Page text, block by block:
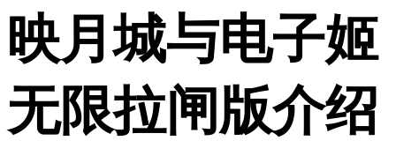
映月城与电子姬
无限拉闸版介绍